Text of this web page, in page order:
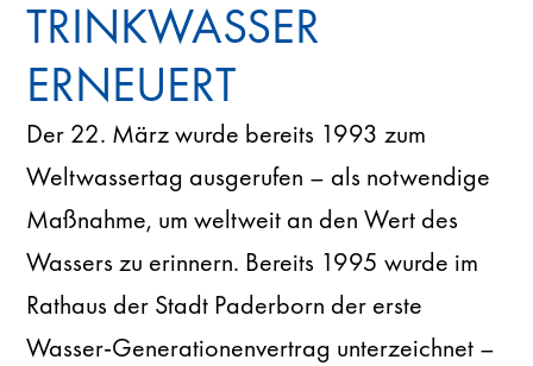
TRINKWASSER
ERNEUERT
Der 22. März wurde bereits 1993 zum
Weltwassertag ausgerufen – als notwendige
Maßnahme, um weltweit an den Wert des
Wassers zu erinnern. Bereits 1995 wurde im
Rathaus der Stadt Paderborn der erste
Wasser-Generationenvertrag unterzeichnet –